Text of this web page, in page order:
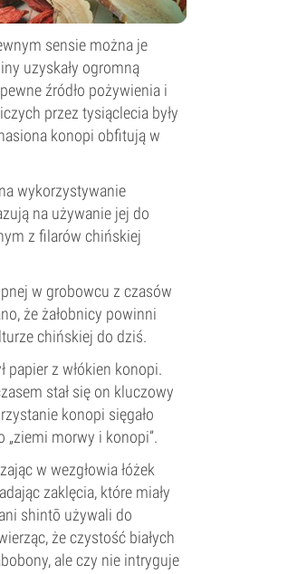
sensie można je
uzyskały ogromną
źródło pożywienia i
przez tysiąclecia były
konopi obfitują w
wykorzystywanie
na używanie jej do
z filarów chińskiej
w grobowcu z czasów
że żałobnicy powinni
chińskiej do dziś.
papier z włókien konopi.
stał się on kluczowy
konopi sięgało
„ziemi morwy i konopi”.
w wezgłowia łóżek
zaklęcia, które miały
shintō używali do
że czystość białych
ale czy nie intryguje